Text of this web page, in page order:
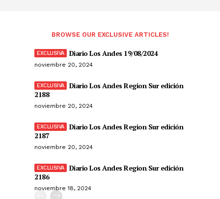
BROWSE OUR EXCLUSIVE ARTICLES!
Diario Los Andes 19/08/2024
noviembre 20, 2024
Diario Los Andes Region Sur edición
2188
noviembre 20, 2024
Diario Los Andes Region Sur edición
2187
noviembre 20, 2024
Diario Los Andes Region Sur edición
2186
noviembre 18, 2024